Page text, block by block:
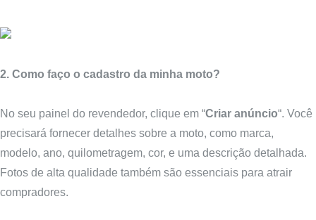
2. Como faço o cadastro da minha moto?
No seu painel do revendedor, clique em “Criar anúncio“. Você
precisará fornecer detalhes sobre a moto, como marca,
modelo, ano, quilometragem, cor, e uma descrição detalhada.
Fotos de alta qualidade também são essenciais para atrair
compradores.